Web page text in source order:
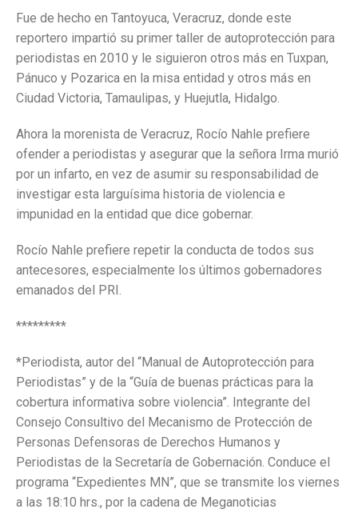
Fue de hecho en Tantoyuca, Veracruz, donde este
reportero impartió su primer taller de autoprotección para
periodistas en 2010 y le siguieron otros más en Tuxpan,
Pánuco y Pozarica en la misa entidad y otros más en
Ciudad Victoria, Tamaulipas, y Huejutla, Hidalgo.
Ahora la morenista de Veracruz, Rocío Nahle prefiere
ofender a periodistas y asegurar que la señora Irma murió
por un infarto, en vez de asumir su responsabilidad de
investigar esta larguísima historia de violencia e
impunidad en la entidad que dice gobernar.
Rocío Nahle prefiere repetir la conducta de todos sus
antecesores, especialmente los últimos gobernadores
emanados del PRI.
*********
*Periodista, autor del “Manual de Autoprotección para
Periodistas” y de la “Guía de buenas prácticas para la
cobertura informativa sobre violencia”. Integrante del
Consejo Consultivo del Mecanismo de Protección de
Personas Defensoras de Derechos Humanos y
Periodistas de la Secretaría de Gobernación. Conduce el
programa “Expedientes MN”, que se transmite los viernes
a las 18:10 hrs., por la cadena de Meganoticias